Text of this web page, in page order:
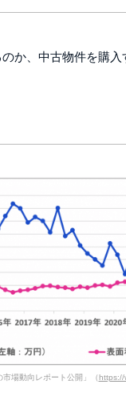
か、中古物件を購入
場動向レポート公開」（https://